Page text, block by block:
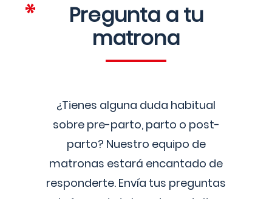
Pregunta a tu
matrona
¿Tienes alguna duda habitual
sobre pre-parto, parto o post-
parto? Nuestro equipo de
matronas estará encantado de
responderte. Envía tus preguntas